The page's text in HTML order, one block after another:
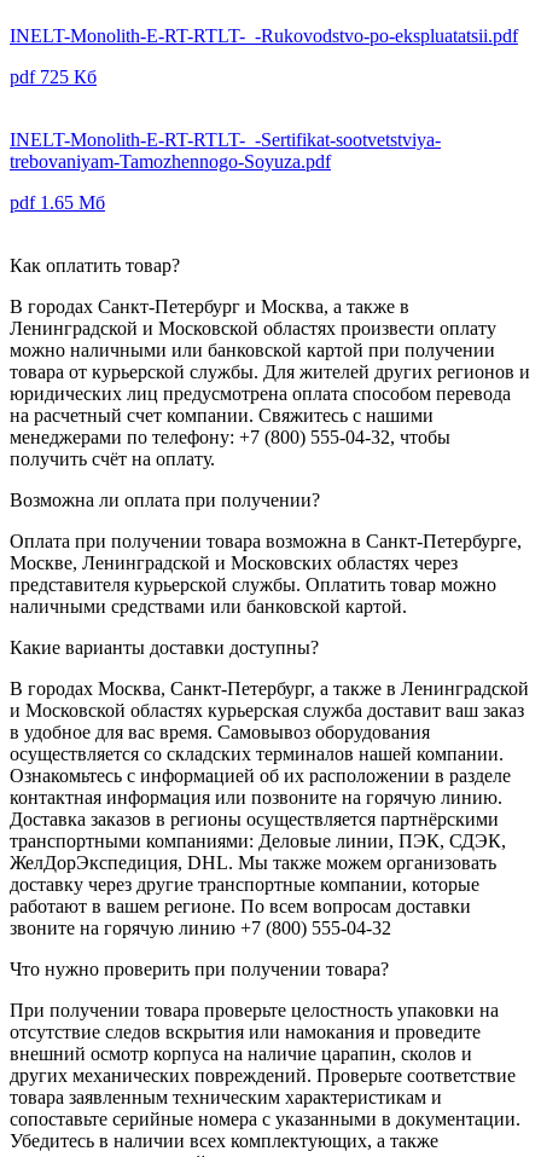
INELT-Monolith-E-RT-RTLT-_-Rukovodstvo-po-ekspluatatsii.pdf
pdf 725 Кб
INELT-Monolith-E-RT-RTLT-_-Sertifikat-sootvetstviya-
trebovaniyam-Tamozhennogo-Soyuza.pdf
pdf 1.65 Мб
Как оплатить товар?
В городах Санкт-Петербург и Москва, а также в
Ленинградской и Московской областях произвести оплату
можно наличными или банковской картой при получении
товара от курьерской службы. Для жителей других регионов и
юридических лиц предусмотрена оплата способом перевода
на расчетный счет компании. Свяжитесь с нашими
менеджерами по телефону: +7 (800) 555-04-32, чтобы
получить счёт на оплату.
Возможна ли оплата при получении?
Оплата при получении товара возможна в Санкт-Петербурге,
Москве, Ленинградской и Московских областях через
представителя курьерской службы. Оплатить товар можно
наличными средствами или банковской картой.
Какие варианты доставки доступны?
В городах Москва, Санкт-Петербург, а также в Ленинградской
и Московской областях курьерская служба доставит ваш заказ
в удобное для вас время. Самовывоз оборудования
осуществляется со складских терминалов нашей компании.
Ознакомьтесь с информацией об их расположении в разделе
контактная информация или позвоните на горячую линию.
Доставка заказов в регионы осуществляется партнёрскими
транспортными компаниями: Деловые линии, ПЭК, СДЭК,
ЖелДорЭкспедиция, DHL. Мы также можем организовать
доставку через другие транспортные компании, которые
работают в вашем регионе. По всем вопросам доставки
звоните на горячую линию +7 (800) 555-04-32
Что нужно проверить при получении товара?
При получении товара проверьте целостность упаковки на
отсутствие следов вскрытия или намокания и проведите
внешний осмотр корпуса на наличие царапин, сколов и
других механических повреждений. Проверьте соответствие
товара заявленным техническим характеристикам и
сопоставьте серийные номера с указанными в документации.
Убедитесь в наличии всех комплектующих, а также